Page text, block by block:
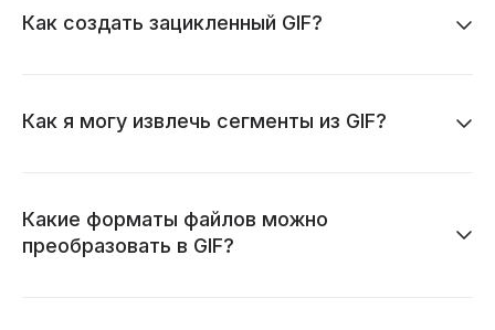
Как создать зацикленный GIF?
Как я могу извлечь сегменты из GIF?
Какие форматы файлов можно
преобразовать в GIF?